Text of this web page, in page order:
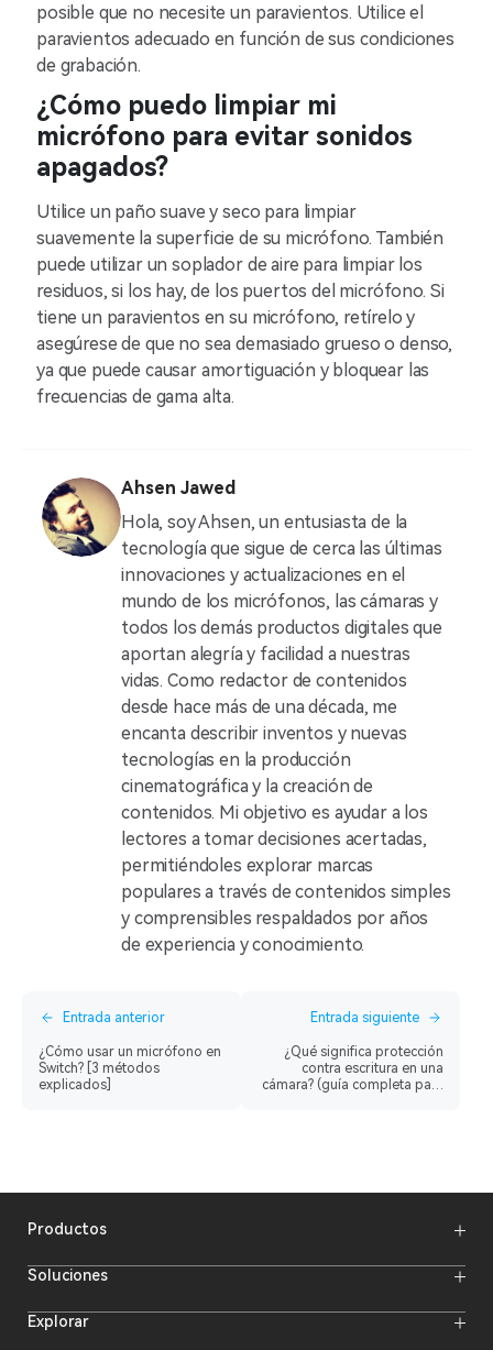
posible que no necesite un paravientos. Utilice el
paravientos adecuado en función de sus condiciones
de grabación.
¿Cómo puedo limpiar mi
micrófono para evitar sonidos
apagados?
Utilice un paño suave y seco para limpiar
suavemente la superficie de su micrófono. También
puede utilizar un soplador de aire para limpiar los
residuos, si los hay, de los puertos del micrófono. Si
tiene un paravientos en su micrófono, retírelo y
asegúrese de que no sea demasiado grueso o denso,
ya que puede causar amortiguación y bloquear las
frecuencias de gama alta.
Ahsen Jawed
Hola, soy Ahsen, un entusiasta de la
tecnología que sigue de cerca las últimas
innovaciones y actualizaciones en el
mundo de los micrófonos, las cámaras y
todos los demás productos digitales que
aportan alegría y facilidad a nuestras
vidas. Como redactor de contenidos
desde hace más de una década, me
encanta describir inventos y nuevas
tecnologías en la producción
cinematográfica y la creación de
contenidos. Mi objetivo es ayudar a los
lectores a tomar decisiones acertadas,
permitiéndoles explorar marcas
populares a través de contenidos simples
y comprensibles respaldados por años
de experiencia y conocimiento.
Entrada anterior
¿Cómo usar un micrófono en
Switch? [3 métodos
explicados]
Entrada siguiente
¿Qué significa protección
contra escritura en una
cámara? (guía completa para
Productos
Micrófonos inalámbricos
Sistemas de intercomunicación
Monitores de cámara
Soluciones
Sistema de intercomunicación inalámbrico
Explorar